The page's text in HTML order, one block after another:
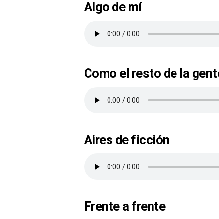
Algo de mí
Como el resto de la
Aires de ficción
Frente a frente